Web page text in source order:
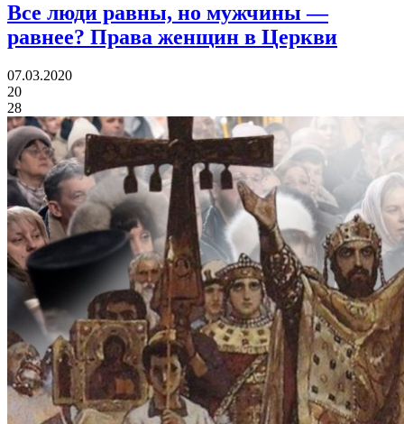
Все люди равны, но мужчины —
равнее? Права женщин в Церкви
07.03.2020
20
28